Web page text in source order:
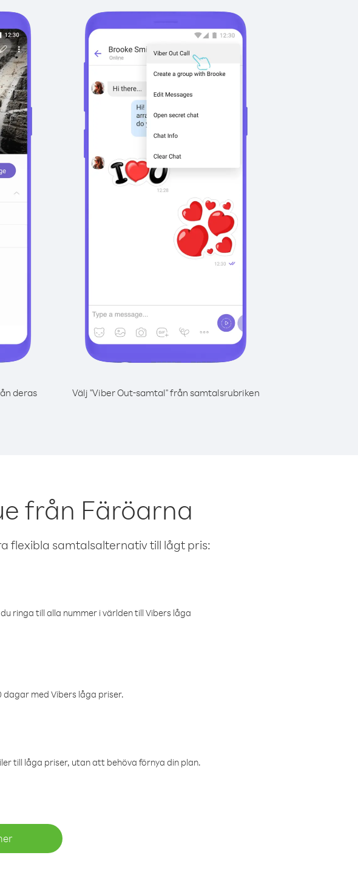
deras
Välj "Viber Out-samtal" från samtalsrubriken
från Färöarna
flexibla samtalsalternativ till lågt pris:
ringa till alla nummer i världen till Vibers låga
med Vibers låga priser.
till låga priser, utan att behöva förnya din plan.